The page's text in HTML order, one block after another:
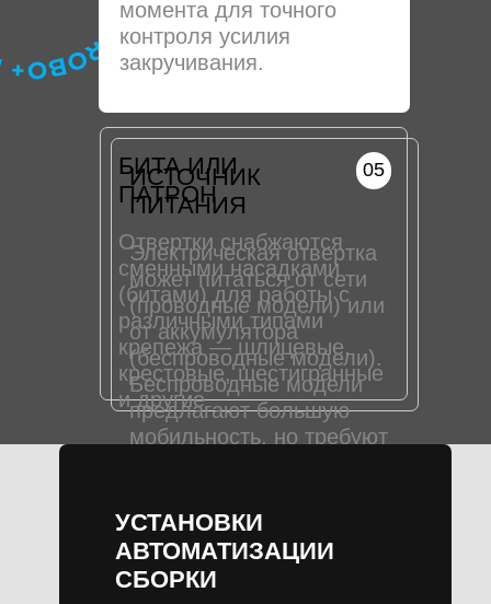
момента для точного
контроля усилия
закручивания.
БИТА ИЛИ
ПАТРОН
Отвертки снабжаются
сменными насадками
(битами) для работы с
различными типами
крепежа — шлицевые,
крестовые, шестигранные
и другие
05
ИСТОЧНИК
ПИТАНИЯ
Электрическая отвертка
может питаться от сети
(проводные модели) или
от аккумулятора
(беспроводные модели).
Беспроводные модели
предлагают большую
мобильность, но требуют
УСТАНОВКИ
АВТОМАТИЗАЦИИ
СБОРКИ